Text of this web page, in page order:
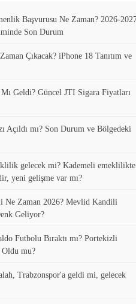
Başvurusu Ne Zaman? 2026-
Son Durum
Çıkacak? iPhone 18 Tanıtım ve
Geldi? Güncel JTI Sigara Fiyatları
Açıldı mı? Son Durum ve Bölgedeki
gelecek mi? Kademeli emeklilikte
yeni gelişme var mı?
Ne Zaman 2026? Mevlid Kandili
Geliyor?
Futbolu Bıraktı mı? Portekizli
Oldu mu?
Trabzonspor'a geldi mi, gelecek